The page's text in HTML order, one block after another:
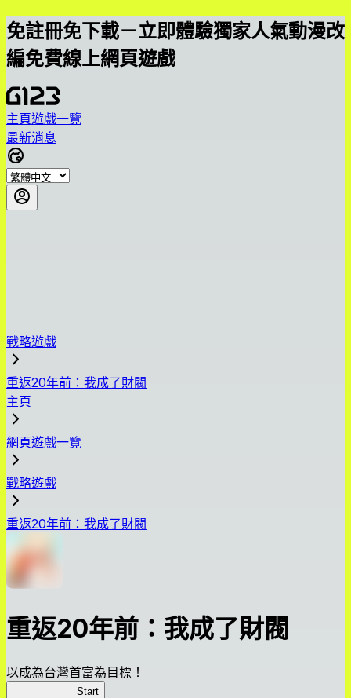
免註冊免下載－立即體驗獨家人氣動漫改
編免費線上網頁遊戲
主頁遊戲一覽
最新消息
戰略遊戲
重返20年前：我成了財閥
主頁
網頁遊戲一覽
戰略遊戲
重返20年前：我成了財閥
重返20年前：我成了財閥
以成為台灣首富為目標！
Start